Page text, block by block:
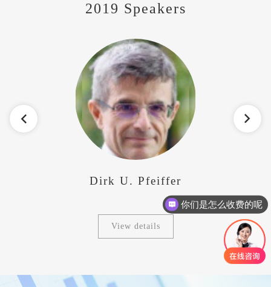
2019 Speakers
Xiaowen Li
View details
你们是怎么收费的呢